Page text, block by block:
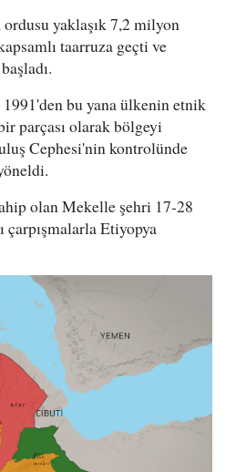
yaklaşık 7,2 milyon
taarruza geçti ve
bu yana ülkenin etnik
parçası olarak bölgeyi
Cephesi'nin kontrolünde
olan Mekelle şehri 17-28
çarpışmalarla Etiyopya